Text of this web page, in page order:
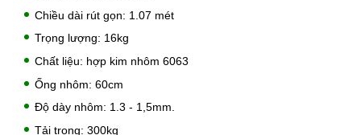
Chiều dài rút gọn: 1.07 mét
Trọng lượng: 16kg
Chất liệu: hợp kim nhôm 6063
Ống nhôm: 60cm
Độ dày nhôm: 1.3 - 1,5mm.
Tải trọng: 300kg